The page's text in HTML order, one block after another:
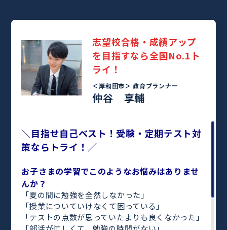
志望校合格・成績アップ
を目指すなら全国No.1ト
ライ！
＜岸和田市＞教育プランナー
仲谷 享輔
＼目指せ自己ベスト！受験・定期テスト対
策ならトライ！／
お子さまの学習でこのようなお悩みはありませ
んか？
「夏の間に勉強を全然しなかった」
「授業についていけなくて困っている」
「テストの点数が思っていたよりも良くなかった」